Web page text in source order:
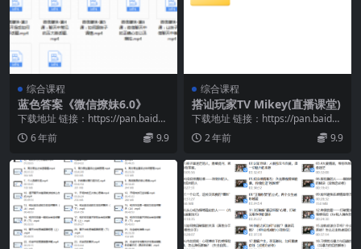
综合课程
蓝色答案《微信撩妹6.0》
下载地址 链接：https://pan.baidu.
com/s/1Mw1Rui7...
6 年前 9.9
综合课程
搭讪玩家TV Mikey(直播课堂)
下载地址 链接：https://pan.baidu.
com/s/1HQ2U0U8...
2 年前 9.9